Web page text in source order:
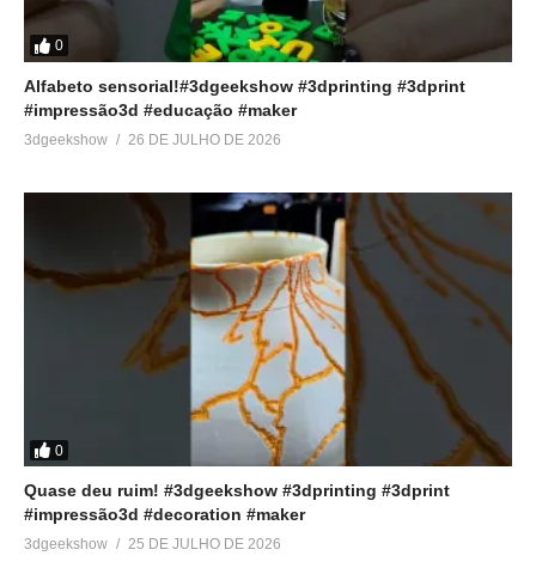
0
Alfabeto sensorial!#3dgeekshow #3dprinting #3dprint
#impressão3d #educação #maker
3dgeekshow 26 DE JULHO DE 2026
0
Quase deu ruim! #3dgeekshow #3dprinting #3dprint
#impressão3d #decoration #maker
3dgeekshow 25 DE JULHO DE 2026